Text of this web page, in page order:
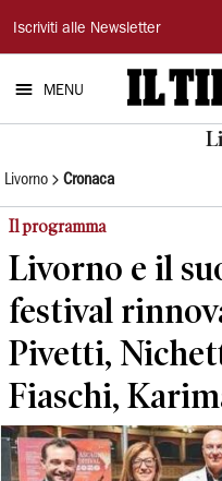
Il
Tirreno
Iscriviti alle Newsletter
MENU
Livorno Cronaca
Il programma
Livorno e il
festival
Pivetti,
Fiaschi,